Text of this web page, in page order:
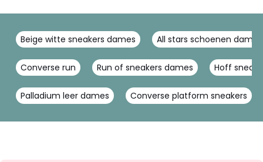
Beige witte sneakers dames All stars schoenen dames
Converse run Run of sneakers dames Hoff
Palladium leer dames Converse platform sneakers